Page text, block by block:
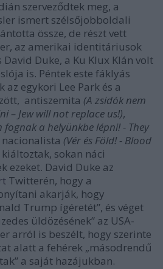
szerveződtek meg, a
ismert szélsőjobboldali
össze, de részt vett
az amerikai identitáriusok
Duke, a Ku Klux Klán volt
is. Péntek este fáklyás
az egykori Lee Park és a
antiszemita (A zsidók nem
– Jew will not replace us!),
fognak a helyünkbe lépni! - They
nacionalista (Vér és Föld! - Blood
sokan náci
ezeket. David Duke az
Twitterén, hogy a
akarják, hogy
Trump ígéretét”, és véget
üldözésének” az USA-
arról is beszélt, hogy szerinte
alatt a fehérek „másodrendű
a saját hazájukban.